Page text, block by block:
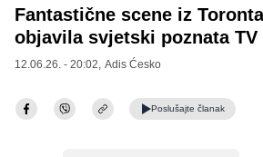
Fantastične scene iz
objavila svjetski poznata TV
12.06.26. - 20:02, Adis Ćesko
Poslušajte članak